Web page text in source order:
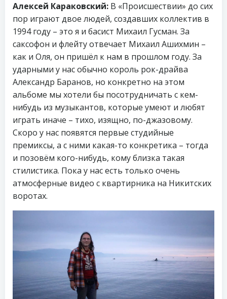
Алексей Караковский: В «Происшествии» до сих
пор играют двое людей, создавших коллектив в
1994 году – это я и басист Михаил Гусман. За
саксофон и флейту отвечает Михаил Ашихмин –
как и Оля, он пришёл к нам в прошлом году. За
ударными у нас обычно король рок-драйва
Александр Баранов, но конкретно на этом
альбоме мы хотели бы посотрудничать с кем-
нибудь из музыкантов, которые умеют и любят
играть иначе – тихо, изящно, по-джазовому.
Скоро у нас появятся первые студийные
премиксы, а с ними какая-то конкретика – тогда
и позовём кого-нибудь, кому близка такая
стилистика. Пока у нас есть только очень
атмосферные видео с квартирника на Никитских
воротах.